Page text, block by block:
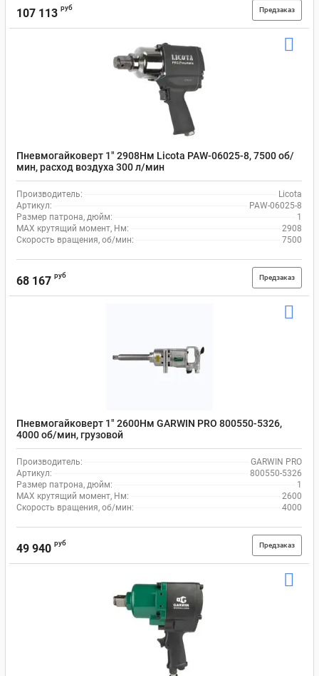
107 113 руб Предзаказ
Пневмогайковерт 1" 2908Нм Licota PAW-06025-8, 7500 об/
мин, расход воздуха 300 л/мин
Производитель:
Licota
Артикул:
PAW-06025-8
Размер патрона, дюйм:
1
MAX крутящий момент, Нм:
2908
Скорость вращения, об/мин:
7500
68 167 руб Предзаказ
Пневмогайковерт 1" 2600Нм GARWIN PRO 800550-5326,
4000 об/мин, грузовой
Производитель:
GARWIN PRO
Артикул:
800550-5326
Размер патрона, дюйм:
1
MAX крутящий момент, Нм:
2600
Скорость вращения, об/мин:
4000
49 940 руб Предзаказ